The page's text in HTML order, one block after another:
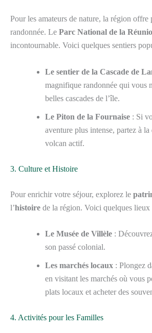
Pour les amateurs de nature, la région offre
randonnée. Le Parc National de la
incontournable. Voici quelques sentiers
Le sentier de la Cascade de
magnifique randonnée qui vous
belles cascades de l’île.
Le Piton de la Fournaise : Si
aventure plus intense, partez à
volcan actif.
3. Culture et Histoire
Pour enrichir votre séjour, explorez le
l’histoire de la région. Voici quelques lieux
Le Musée de Villèle :
son passé colonial.
Les marchés locaux : Plongez
en visitant les marchés où vous
plats locaux et acheter des
4. Activités pour les Familles